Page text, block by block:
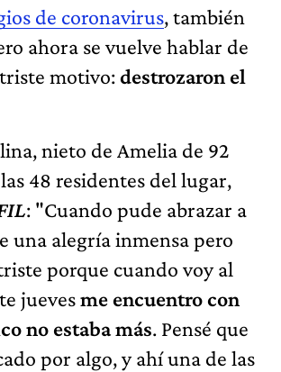
de coronavirus, también
ahora se vuelve hablar de
motivo:destrozaron el
nieto de Amelia de 92
48 residentes del lugar,
: "Cuando pude abrazar a
una alegría inmensa pero
porque cuando voy al
juevesme encuentro con
no estaba más. Pensé que
por algo, y ahí una de las